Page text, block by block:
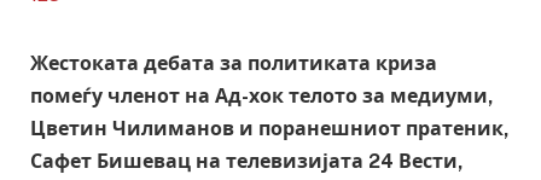
Жестоката дебата за политиката криза
помеѓу членот на Ад-хок телото за медиуми,
Цветин Чилиманов и поранешниот пратеник,
Сафет Бишевац на телевизијата 24 Вести,